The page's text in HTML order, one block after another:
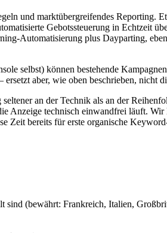
und marktübergreifendes Reporting.
Gebotssteuerung in Echtzeit
Automatisierung plus Dayparting,
selbst) können bestehende
aber, wie oben beschrieben, nicht
an der Technik als an der
technisch einwandfrei läuft. Wir
Zeit bereits für erste organische
sind (bewährt: Frankreich, Italien,